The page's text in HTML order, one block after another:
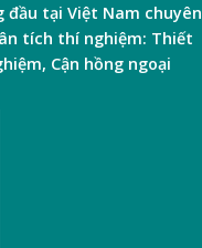
tại Việt Nam chuyên
tích thí nghiệm: Thiết
, Cận hồng ngoại